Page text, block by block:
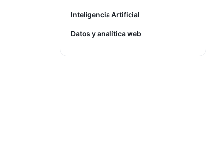
Inteligencia Artificial
Datos y analítica web